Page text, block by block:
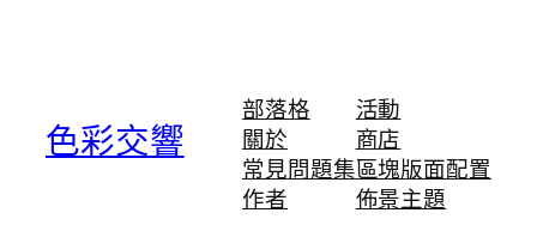
色彩交響
部落格
關於
常見問題集
作者
活動
商店
區塊版面配置
佈景主題